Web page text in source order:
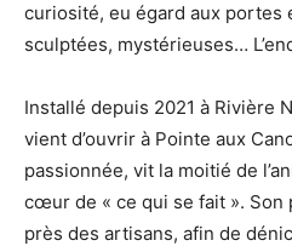
curiosité, eu égard aux portes
sculptées, mystérieuses…
Installé depuis 2021 à Rivière
vient d’ouvrir à Pointe aux
passionnée, vit la moitié de
cœur de « ce qui se fait ». Son
près des artisans, afin de